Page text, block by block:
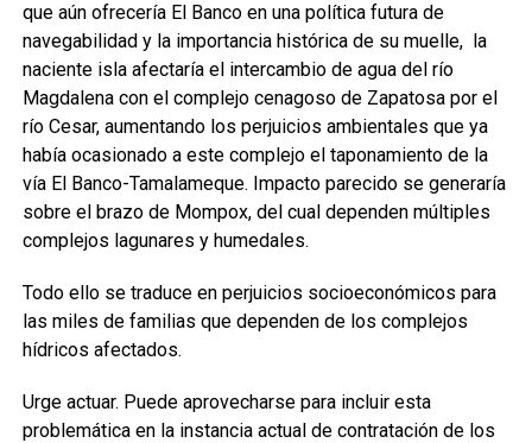
que aún ofrecería El Banco en una política futura de
navegabilidad y la importancia histórica de su muelle, la
naciente isla afectaría el intercambio de agua del río
Magdalena con el complejo cenagoso de Zapatosa por el
río Cesar, aumentando los perjuicios ambientales que ya
había ocasionado a este complejo el taponamiento de la
vía El Banco-Tamalameque. Impacto parecido se generaría
sobre el brazo de Mompox, del cual dependen múltiples
complejos lagunares y humedales.
Todo ello se traduce en perjuicios socioeconómicos para
las miles de familias que dependen de los complejos
hídricos afectados.
Urge actuar. Puede aprovecharse para incluir esta
problemática en la instancia actual de contratación de los